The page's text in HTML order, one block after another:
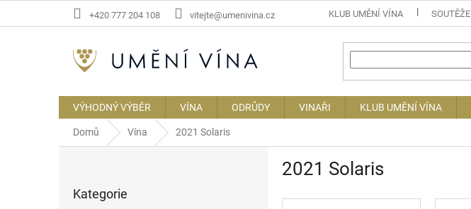
+420 777 204 108 vitejte@umenivina.cz KLUB UMĚNÍ VÍNA SOUTĚŽE
VÝHODNÝ VÝBĚR VÍNA ODRŮDY VINAŘI KLUB UMĚNÍ VÍNA
Domů Vína 2021 Solaris
kategorie
Kategorie
2021 Solaris